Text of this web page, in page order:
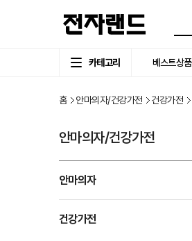
카테고리 베스트상품
홈 안마의자/건강가전 건강가전
안마의자/건강가전
안마의자
건강가전